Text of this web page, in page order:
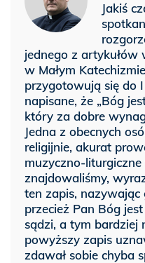
Jakiś
jednego z artykułów
w Małym
przygotowują się do
napisane, że „Bóg
który za dobre
Jedna z obecnych
religijnie, akurat
muzyczno-
znajdowaliśmy,
ten zapis, nazywając
przecież Pan Bóg
sądzi, a tym bardziej
powyższy zapis
zdawał sobie chyba